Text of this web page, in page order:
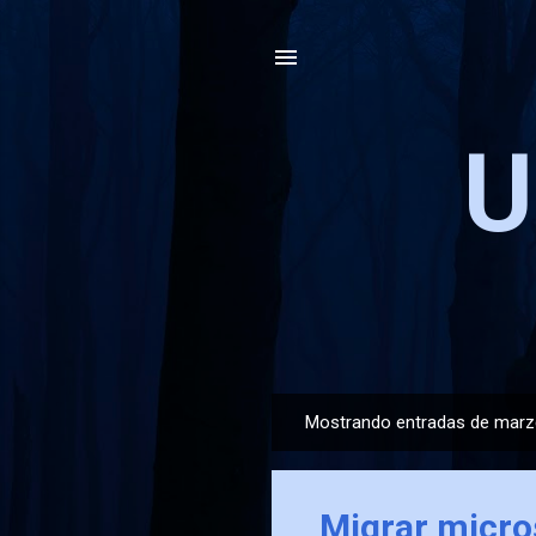
n
Mostrando entradas de
Migrar